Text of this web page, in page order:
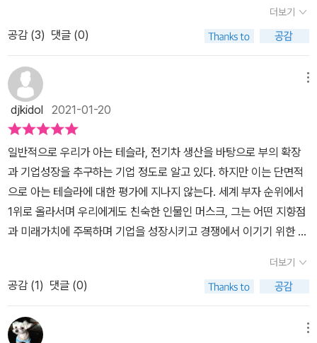
만들지 못한 이유가 52시간제 때문은 아닐텐데. 다른 더 창의적인 아
이디어가 없으면 차라리 말을 아꼈음 좋았겠다.
더보기
공감 (3) 댓글 (0)
djkidol 2021-01-20
일반적으로 우리가 아는 테슬라, 전기차 생산을 바탕으로 부의 확장
과 기업성장을 추구하는 기업 정도로 알고 있다. 하지만 이는 단면적
으로 아는 테슬라에 대한 평가에 지나지 않는다. 세계 부자 순위에서
1위로 올라서며 우리에게도 친숙한 인물인 머스크, 그는 어떤 지향점
과 미래가치에 주목하며 기업을 성장시키고 경쟁에서 이기기 위한 다
동차 산업은 변화의 기로에 놓여 있다. 전기차에 대한 관심도, 성장산
업이라는 인식이 공유되면서 우리 기업들도 분주하게 움직이고 있다.
물론 산업혁명과 같은 변화상에선 기존 세력들의 반발이나 변화 자체
를 거부하며 지금의 행위로 수익을 추구하려는 기업의 자연스러운 현
더보기
공감 (1) 댓글 (0)